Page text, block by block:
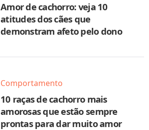
Amor de cachorro: veja 10
atitudes dos cães que
demonstram afeto pelo dono
Comportamento
10 raças de cachorro mais
amorosas que estão sempre
prontas para dar muito amor